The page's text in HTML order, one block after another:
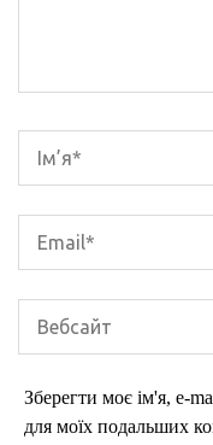
Зберегти моє ім'я, e-
для моїх подальших